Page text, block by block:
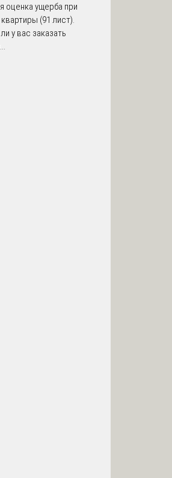
оценка ущерба при
(91 лист).
у вас заказать